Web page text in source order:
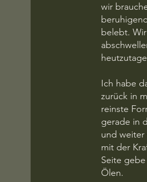
wir
belebt.
Ich habe
zurück in
reinste
gerade in
und weiter
mit der
Seite
Ölen.